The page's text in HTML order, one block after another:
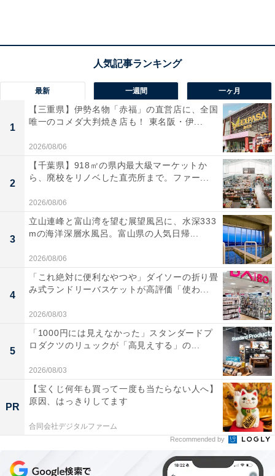
第2位：『金田一少年の事件簿』原作：天樹征丸／
金成陽三郎、作画：さとうふみや
最新 一週間 一ヶ月
1
【三重県】伊勢名物「赤福」の直営店に、全国
唯一のコメダ大判焼き店も！ 東名阪・伊...
2026/08/06
2
【千葉県】918㎡の県内最大級マーケットか
ら、廃校をリノベした直売所まで。ファー...
2026/08/06
3
立山連峰と富山湾を望む展望風呂に、水深333
mの海洋深層水風呂。富山県の人気日帰...
2026/08/06
4
「これ絶対に便利なやつや」ダイソーの折り畳
み式ランドリーバスケットが高評価「使わ...
2026/08/03
5
「1000円には見えなかった」スタンダードプ
ロダクツのリュックが「高見えする」の...
2026/08/03
PR
【宝くじ何年も買って一度も当たらない人へ】
原因、はっきりしてます
合同会社デジタルファーム
Recommended by